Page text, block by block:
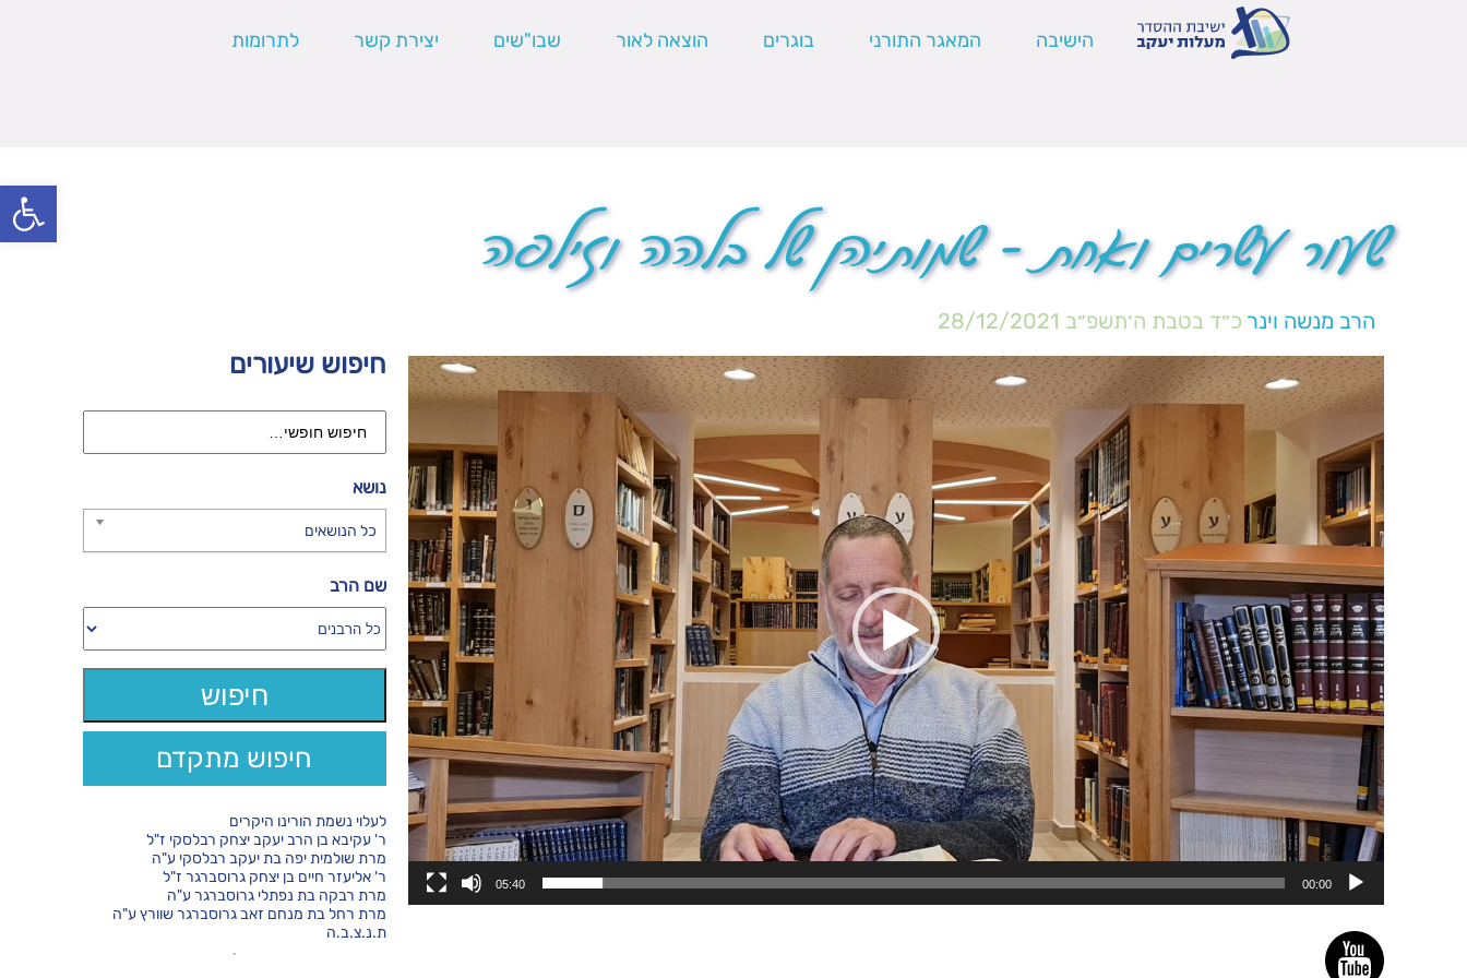
פתח
הישיבה המאגר התורני בוגרים הוצאה לאור שבו"שים יצירת קשר לתרומות
שעור עשרים ואחת – שמותיהן של בלהה וזילפה
הרב מנשה וינר כ״ד בטבת ה׳תשפ״ב 28/12/2021
נגן
וידאו
00:00
05:40
חיפוש שיעורים
נושא
כל הנושאים
שם הרב
חיפוש מתקדם
לעלוי נשמת הורינו היקרים
ר' עקיבא בן הרב יעקב יצחק רבלסקי ז"ל
מרת שולמית יפה בת יעקב רבלסקי ע"ה
ר' אליעזר חיים בן יצחק גרוסברגר ז"ל
מרת רבקה בת נפתלי גרוסברגר ע"ה
מרת רחל בת מנחם זאב גרוסברגר שוורץ ע"ה
ת.נ.צ.ב.ה